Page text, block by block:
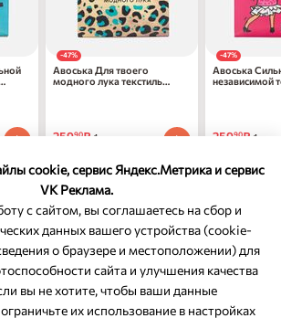
cookie, сервис Яндекс.Метрика и сервис
VK Реклама.
с сайтом, вы соглашаетесь на сбор и
данных вашего устройства (cookie-
о браузере и местоположении) для
сайта и улучшения качества
вы не хотите, чтобы ваши данные
их использование в настройках
-47%
Авоська Для твоего
модного лука текстиль
25990₽ 1 шт
-47%
Авоська
независимой
25990₽ 1 шт
ОБРАТНАЯ СВЯЗЬ
8-800-350-46-10